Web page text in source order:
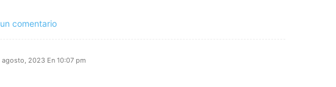
comentario
agosto, 2023 En 10:07 pm